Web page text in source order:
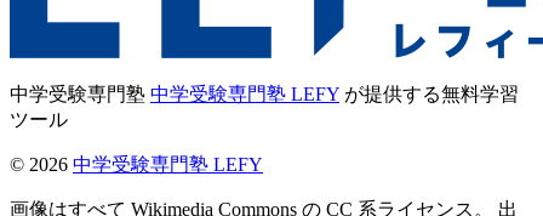
中学受験専門塾 中学受験専門塾 LEFY が提供する無料学習
ツール
© 2026 中学受験専門塾 LEFY
画像はすべて Wikimedia Commons の CC 系ライセンス。 出